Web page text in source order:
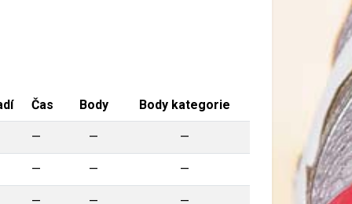
Čas Body Body kategorie
— — —
— — —